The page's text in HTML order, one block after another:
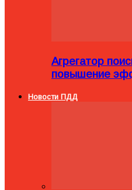
Агрегатор
повышение
Новости ПДД